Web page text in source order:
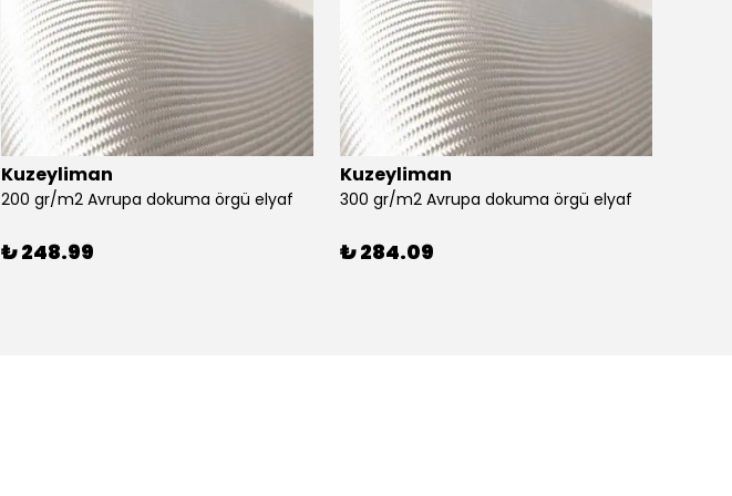
Kuzeyliman
200 gr/m2 Avrupa dokuma örgü elyaf
₺ 248.99
Kuzeyliman
300 gr/m2 Avrupa dokuma örgü elyaf
₺ 284.09